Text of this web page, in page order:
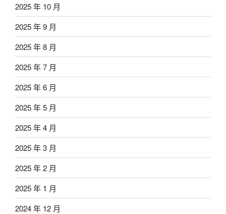
2025 年 10 月
2025 年 9 月
2025 年 8 月
2025 年 7 月
2025 年 6 月
2025 年 5 月
2025 年 4 月
2025 年 3 月
2025 年 2 月
2025 年 1 月
2024 年 12 月